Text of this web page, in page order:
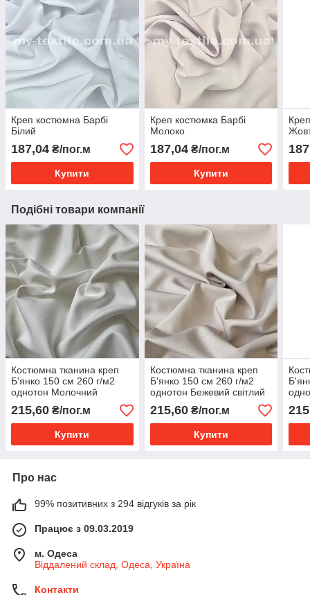
Креп костюмна Барбі
Білий
187,04 ₴/пог.м
Купити
Креп костюмка Барбі
Молоко
187,04₴/пог.м
Купити
Подібні товари компанії
Костюмна тканина креп
Б'янко 150 см 260 г/м2
однотон Молочний
215,60 ₴/пог.м
Купити
Костюмна тканина креп
Б'янко 150 см 260 г/м2
однотон Бежевий світлий
215,60₴/пог.м
Купити
Про нас
99% позитивних з 294 відгуків за рік
Працює з 09.03.2019
м. Одеса
Віддалений склад, Одеса, Україна
Контакти